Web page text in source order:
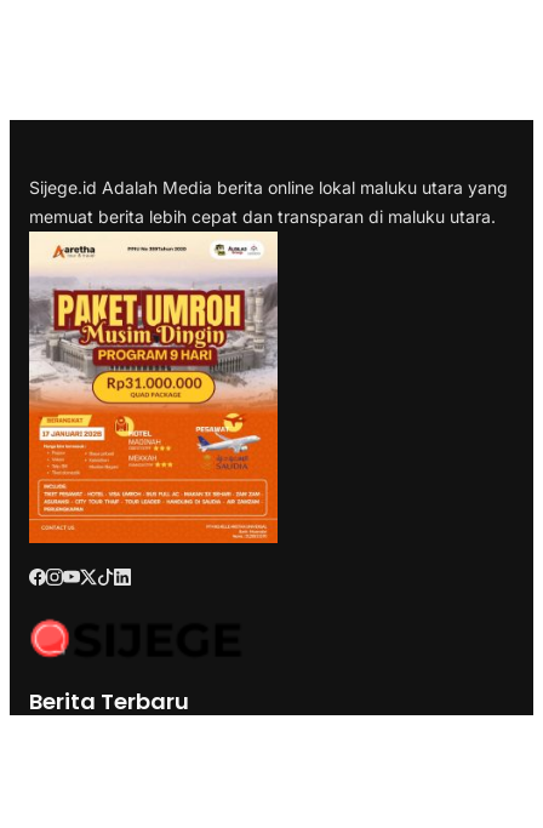
Sijege.id Adalah Media berita online lokal maluku utara yang
memuat berita lebih cepat dan transparan di maluku utara.
Berita Terbaru